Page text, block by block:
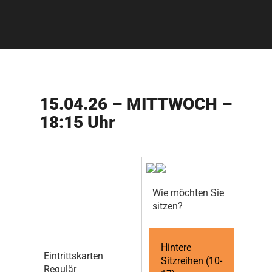
15.04.26 – MITTWOCH –
18:15 Uhr
Eintrittskarten
Regulär
Wie möchten Sie
sitzen?
Hintere
Sitzreihen (10-